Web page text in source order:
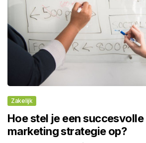
Zakelijk
Hoe stel je een
marketing strategie op?